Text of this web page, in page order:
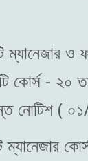
ও
কোর্স - ২০
নোটিশ (
ম্যানেজার